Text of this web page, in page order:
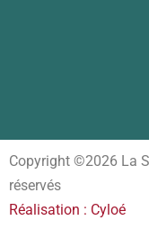
Copyright ©2026 La
réservés
Réalisation : Cyloé